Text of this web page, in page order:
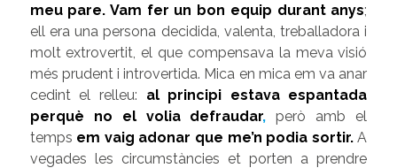
meu pare. Vam fer un bon equip durant anys;
ell era una persona decidida, valenta, treballadora i
molt extrovertit, el que compensava la meva visió
més prudent i introvertida. Mica en mica em va anar
cedint el relleu: al principi estava espantada
perquè no el volia defraudar,però amb el
temps em vaig adonar que me’n podia sortir.A
vegades les circumstàncies et porten a prendre